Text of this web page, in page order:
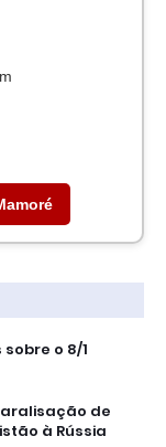
o 8/1
de
à Rússia